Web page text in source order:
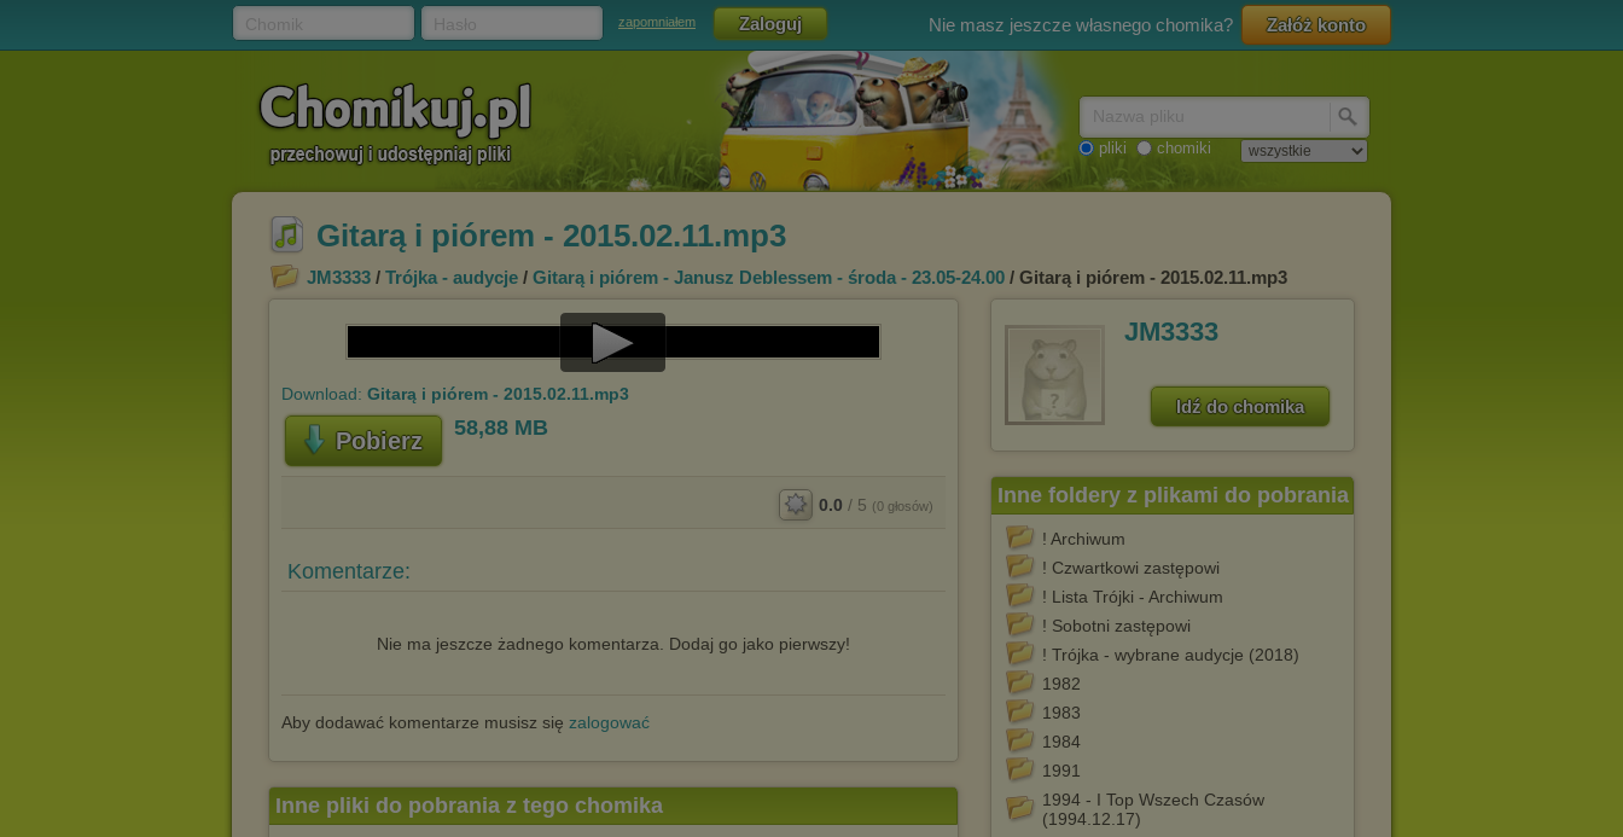
zapomniałem Nie masz jeszcze własnego chomika? Załóż konto
pliki chomiki
Gitarą i piórem - 2015.02.11.mp3
JM3333 / Trójka - audycje / Gitarą i piórem - Janusz Deblessem - środa - 23.05-24.00 / Gitarą i piórem - 2015.02.11.mp3
Play
Download: Gitarą i piórem - 2015.02.11.mp3
Pobierz 58,88 MB
0.0 / 5 (0 głosów)
Komentarze:
Nie ma jeszcze żadnego komentarza. Dodaj go jako pierwszy!
Aby dodawać komentarze musisz się zalogować
JM3333
Idź do chomika
Inne foldery z plikami do pobrania
! Archiwum
! Czwartkowi zastępowi
! Lista Trójki - Archiwum
! Sobotni zastępowi
! Trójka - wybrane audycje (2018)
1982
1983
1984
1991
1994 - I Top Wszech Czasów
(1994.12.17)
Inne pliki do pobrania z tego chomika